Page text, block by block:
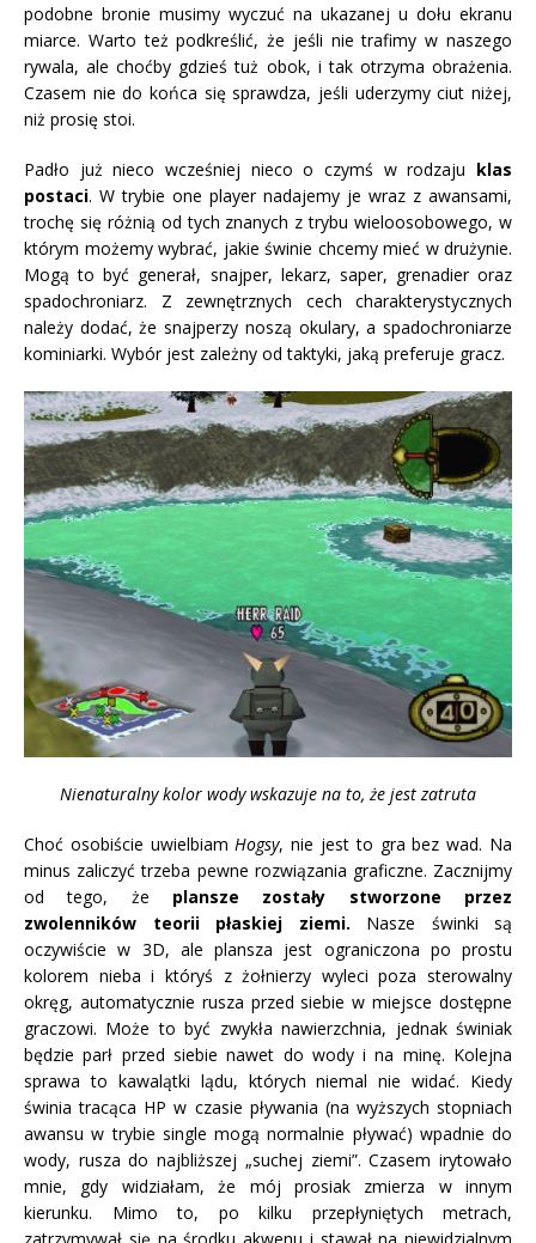
podobne bronie musimy wyczuć na ukazanej u dołu ekranu
miarce. Warto też podkreślić, że jeśli nie trafimy w naszego
rywala, ale choćby gdzieś tuż obok, i tak otrzyma obrażenia.
Czasem nie do końca się sprawdza, jeśli uderzymy ciut niżej,
niż prosię stoi.
Padło już nieco wcześniej nieco o czymś w rodzaju klas
postaci. W trybie one player nadajemy je wraz z awansami,
trochę się różnią od tych znanych z trybu wieloosobowego, w
którym możemy wybrać, jakie świnie chcemy mieć w drużynie.
Mogą to być generał, snajper, lekarz, saper, grenadier oraz
spadochroniarz. Z zewnętrznych cech charakterystycznych
należy dodać, że snajperzy noszą okulary, a spadochroniarze
kominiarki. Wybór jest zależny od taktyki, jaką preferuje gracz.
Nienaturalny kolor wody wskazuje na to, że jest zatruta
Choć osobiście uwielbiamHogsy, nie jest to gra bez wad. Na
minus zaliczyć trzeba pewne rozwiązania graficzne. Zacznijmy
od tego, że plansze zostały stworzone przez
zwolenników teorii płaskiej ziemi. Nasze świnki są
oczywiście w 3D, ale plansza jest ograniczona po prostu
kolorem nieba i któryś z żołnierzy wyleci poza sterowalny
okręg, automatycznie rusza przed siebie w miejsce dostępne
graczowi. Może to być zwykła nawierzchnia, jednak świniak
będzie parł przed siebie nawet do wody i na minę. Kolejna
sprawa to kawalątki lądu, których niemal nie widać. Kiedy
świnia tracąca HP w czasie pływania (na wyższych stopniach
awansu w trybie single mogą normalnie pływać) wpadnie do
wody, rusza do najbliższej „suchej ziemi”. Czasem irytowało
mnie, gdy widziałam, że mój prosiak zmierza w innym
kierunku. Mimo to, po kilku przepłyniętych metrach,